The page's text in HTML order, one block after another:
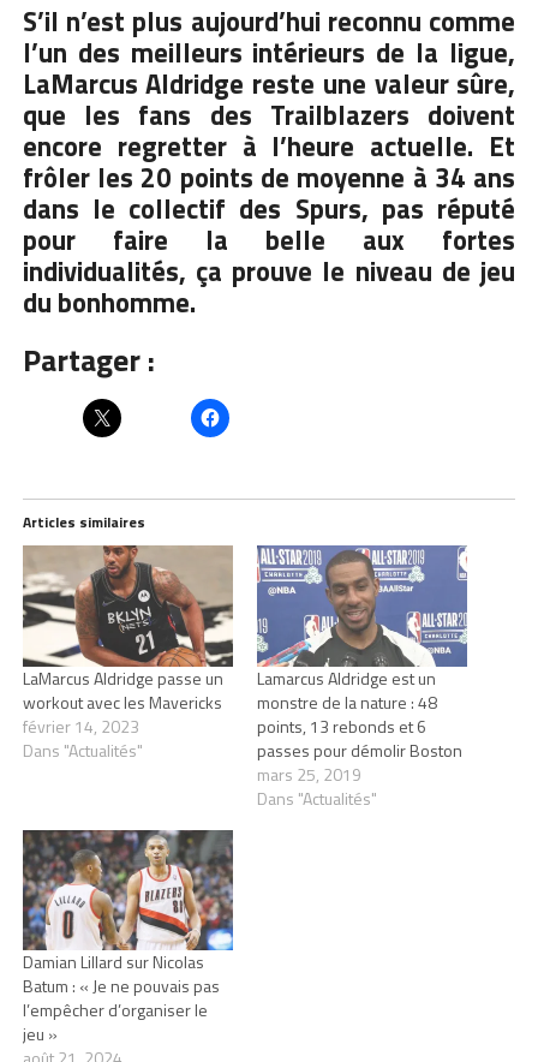
S’il n’est plus aujourd’hui reconnu comme
l’un des meilleurs intérieurs de la ligue,
LaMarcus Aldridge reste une valeur sûre,
que les fans des Trailblazers doivent
encore regretter à l’heure actuelle. Et
frôler les 20 points de moyenne à 34 ans
dans le collectif des Spurs, pas réputé
pour faire la belle aux fortes
individualités, ça prouve le niveau de jeu
du bonhomme.
Partager :
Articles similaires
LaMarcus Aldridge passe un
workout avec les Mavericks
février 14, 2023
Dans "Actualités"
Lamarcus Aldridge est un
monstre de la nature : 48
points, 13 rebonds et 6
passes pour démolir Boston
mars 25, 2019
Dans "Actualités"
Damian Lillard sur Nicolas
Batum : « Je ne pouvais pas
l’empêcher d’organiser le
jeu »